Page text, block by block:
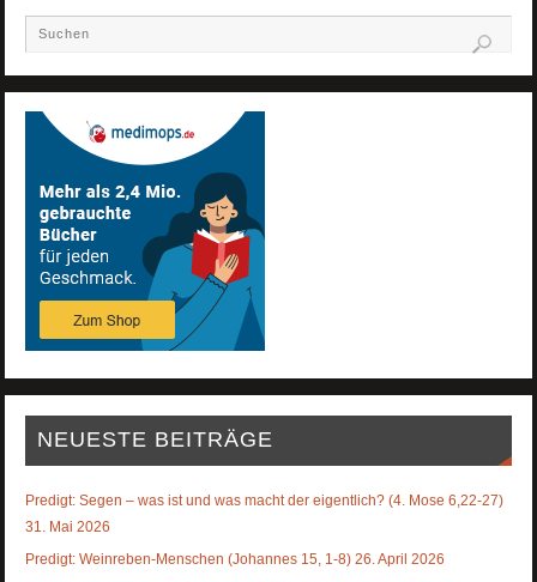
NEUESTE BEITRÄGE
Predigt: Segen – was ist und was macht der eigentlich? (4. Mose 6,22-27)
31. Mai 2026
Predigt: Weinreben-Menschen (Johannes 15, 1-8) 26. April 2026